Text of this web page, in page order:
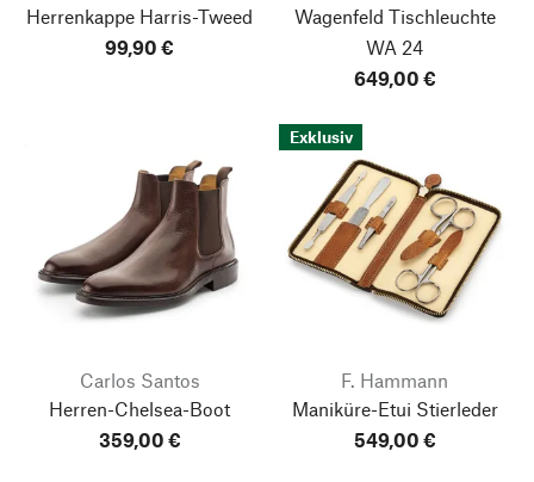
Herrenkappe Harris-Tweed
99,90 €
Wagenfeld Tischleuchte
WA 24
649,00 €
Carlos Santos
Herren-Chelsea-Boot
359,00 €
Exklusiv
F. Hammann
Maniküre-Etui Stierleder
549,00 €